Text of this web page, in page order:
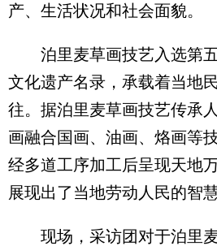
产、生活状况和社会面貌。
泊里麦草画技艺入选第五
文化遗产名录，承载着当地
往。据泊里麦草画技艺传承
画融合国画、油画、烙画等
经多道工序加工后呈现天地
展现出了当地劳动人民的智慧
现场，采访团对于泊里麦